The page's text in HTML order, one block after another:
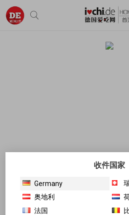
收件国家
Germany
奥地利
法国